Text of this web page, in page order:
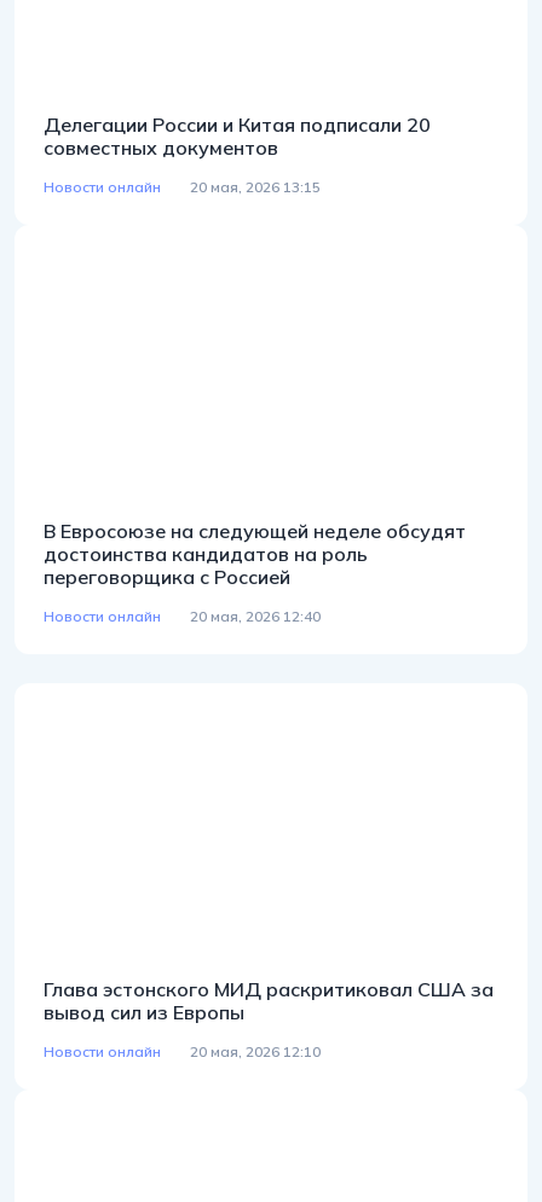
Делегации России и Китая подписали 20
совместных документов
Новости онлайн 20 мая, 2026 13:15
В Евросоюзе на следующей неделе обсудят
достоинства кандидатов на роль
переговорщика с Россией
Новости онлайн 20 мая, 2026 12:40
Глава эстонского МИД раскритиковал США за
вывод сил из Европы
Новости онлайн 20 мая, 2026 12:10